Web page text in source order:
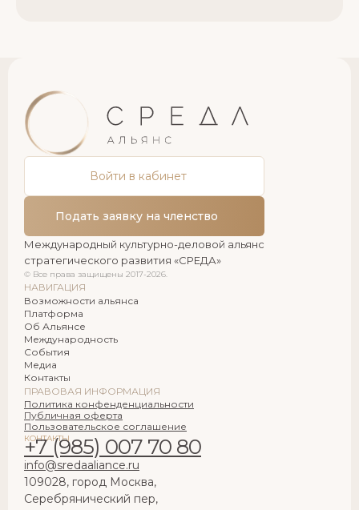
Войти в кабинет
Подать заявку на членство
Международный культурно-деловой альянс
стратегического развития «СРЕДА»
© Все права защищены 2017-2026.
НАВИГАЦИЯ
Возможности альянса
Платформа
Об Альянсе
Международность
События
Медиа
Контакты
ПРАВОВАЯ ИНФОРМАЦИЯ
Политика конфенденциальности
Публичная оферта
Пользовательское соглашение
КОНТАКТЫ
+7 (985) 007 70 80
info@sredaaliance.ru
109028, город Москва,
Серебрянический пер,